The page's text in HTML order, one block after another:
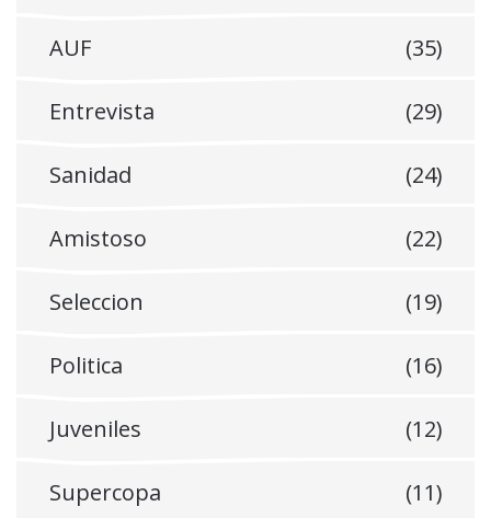
AUF (35)
Entrevista (29)
Sanidad (24)
Amistoso (22)
Seleccion (19)
Politica (16)
Juveniles (12)
Supercopa (11)